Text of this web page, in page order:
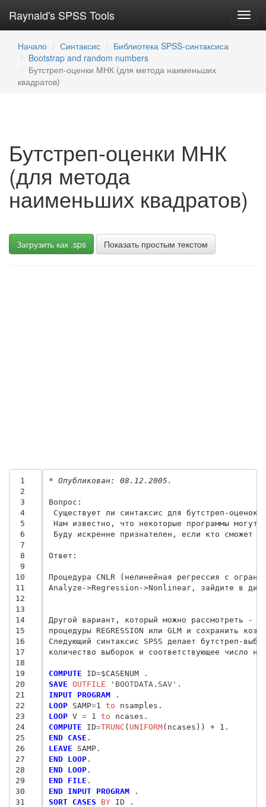
Raynald's SPSS Tools
Начало Синтаксис
Библиотека SPSS-синтаксиса
Bootstrap and random numbers
Бутстреп-оценки МНК (для метода наименьших
квадратов)
Бутстреп-оценки МНК
(для метода
наименьших квадратов)
Загрузить как .sps Показать простым текстом
1
2
3
4
5
6
7
8
9
10
11
12
13
14
15
16
17
18
19
20
21
22
23
24
25
26
27
28
29
30
31
* Опубликован: 08.12.2005.
Вопрос:
Существует ли синтаксис для бутстреп-оценок
Буду искренне признателен, если кто сможет
Ответ:
Процедура CNLR (нелинейная регрессия с
Analyze->Regression->Nonlinear, зайдите в
Другой вариант, который можно рассмотреть -
процедуры REGRESSION или GLM и сохранить
Следующий синтаксис SPSS делает бутстреп-
количество выборок и соответствующее число
COMPUTE ID=
SAVE OUTFILE 'BOOTDATA.SAV'
INPUT PROGRAM
LOOP SAMP=1 to
LOOP V = 1 to
COMPUTE ID=TRUNC ( UNIFORM
END CASE
LEAVE
END LOOP
END LOOP
END FILE
END INPUT PROGRAM
SORT CASES BY